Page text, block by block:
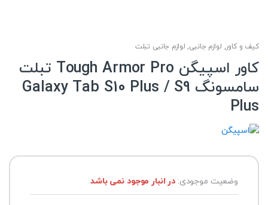
کیف و کاور, لوازم جانبی, لوازم جانبی تبلت
کاور اسپیگن Tough Armor Pro تبلت
سامسونگ Galaxy Tab S10 Plus / S9
Plus
وضعیت موجودی:در انبار موجود نمی باشد